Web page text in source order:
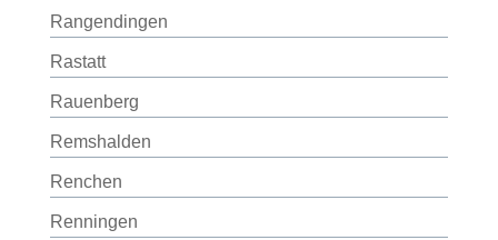
Rangendingen
Rastatt
Rauenberg
Remshalden
Renchen
Renningen